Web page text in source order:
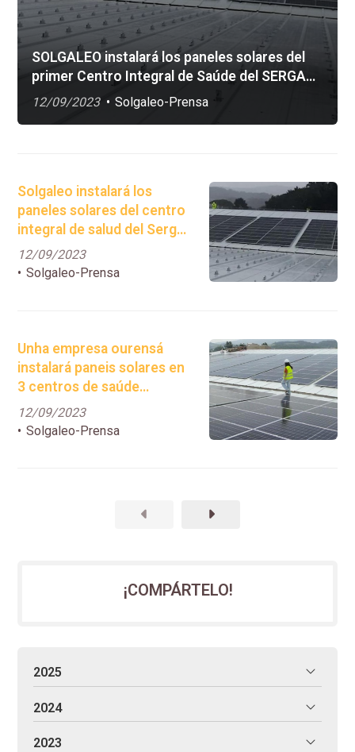
SOLGALEO instalará los paneles solares del
primer Centro Integral de Saúde del SERGAS,
en Lugo
12/09/2023 Solgaleo-Prensa
Solgaleo instalará los
paneles solares del centro
integral de salud del Sergas
en Lugo
12/09/2023
Solgaleo-Prensa
Unha empresa ourensá
instalará paneis solares en
3 centros de saúde
lucenses, entre eles o de
Quiroga, e no CIS da
12/09/2023
Solgaleo-Prensa
¡COMPÁRTELO!
2025
2024
2023